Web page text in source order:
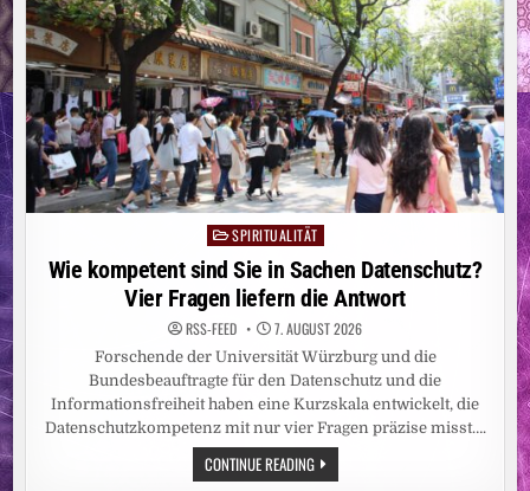
PostedSPIRITUALITÄT
Wie kompetent sind Sie in Sachen Datenschutz?
Vier Fragen liefern die Antwort
RSS-FEED 7. AUGUST 2026
Forschende der Universität Würzburg und die
Bundesbeauftragte für den Datenschutz und die
Informationsfreiheit haben eine Kurzskala entwickelt, die
Datenschutzkompetenz mit nur vier Fragen präzise misst….
CONTINUE READINGWIE
KOMPETENT